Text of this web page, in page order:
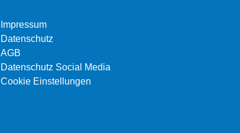
Impressum
Datenschutz
AGB
Datenschutz Social Media
Cookie Einstellungen